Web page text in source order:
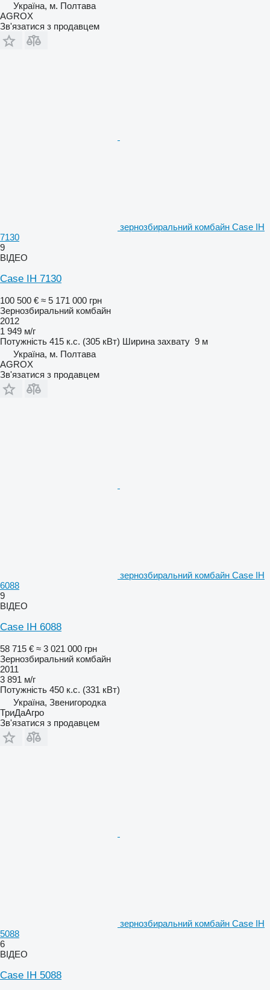
Україна, м. Полтава
AGROX
Зв'язатися з продавцем
зернозбиральний комбайн Case IH
7130
9
ВІДЕО
Case IH 7130
100 500 € ≈ 5 171 000 грн
Зернозбиральний комбайн
2012
1 949 м/г
Потужність 415 к.с. (305 кВт) Ширина захвату 9 м
Україна, м. Полтава
AGROX
Зв'язатися з продавцем
зернозбиральний комбайн Case IH
6088
9
ВІДЕО
Case IH 6088
58 715 € ≈ 3 021 000 грн
Зернозбиральний комбайн
2011
3 891 м/г
Потужність 450 к.с. (331 кВт)
Україна, Звенигородка
ТриДаАгро
Зв'язатися з продавцем
зернозбиральний комбайн Case IH
5088
6
ВІДЕО
Case IH 5088